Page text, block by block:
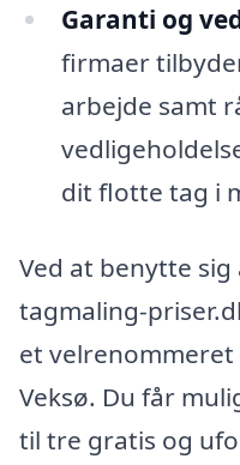
Garanti og
firmaer
arbejde samt
dit flotte tag i
Ved at benytte
tagmaling-
et
Veksø. Du får
til tre gratis og